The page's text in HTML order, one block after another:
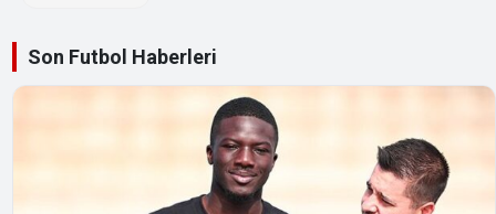
Son Futbol Haberleri